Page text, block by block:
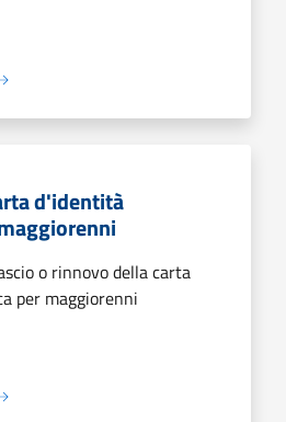
d'identità
o rinnovo della carta
per maggiorenni